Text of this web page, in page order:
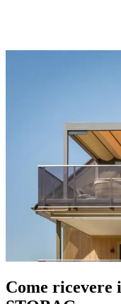
Come ricevere